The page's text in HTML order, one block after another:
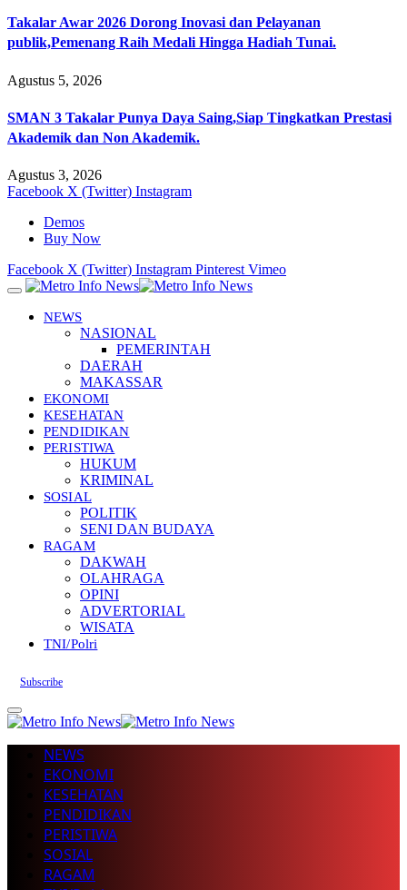
Takalar Awar 2026 Dorong Inovasi dan Pelayanan
publik,Pemenang Raih Medali Hingga Hadiah Tunai.
Agustus 5, 2026
SMAN 3 Takalar Punya Daya Saing,Siap Tingkatkan Prestasi
Akademik dan Non Akademik.
Agustus 3, 2026
Facebook X (Twitter) Instagram
Demos
Buy Now
Facebook X (Twitter) Instagram Pinterest Vimeo
NEWS
NASIONAL
PEMERINTAH
DAERAH
MAKASSAR
EKONOMI
KESEHATAN
PENDIDIKAN
PERISTIWA
HUKUM
KRIMINAL
SOSIAL
POLITIK
SENI DAN BUDAYA
RAGAM
DAKWAH
OLAHRAGA
OPINI
ADVERTORIAL
WISATA
TNI/Polri
Subscribe
NEWS
EKONOMI
KESEHATAN
PENDIDIKAN
PERISTIWA
SOSIAL
RAGAM